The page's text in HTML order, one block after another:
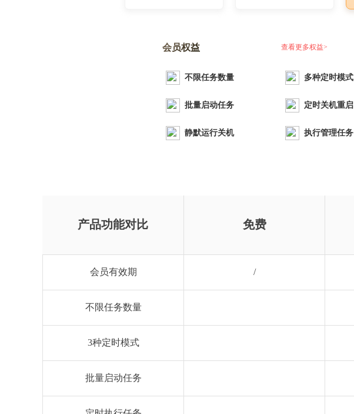
会员权益 查看更多权益>
不限任务数量 多种定时模式
批量启动任务 定时关机重启
静默运行关机 执行管理任务
产品功能对比 免费
会员有效期 /
不限任务数量
3种定时模式
批量启动任务